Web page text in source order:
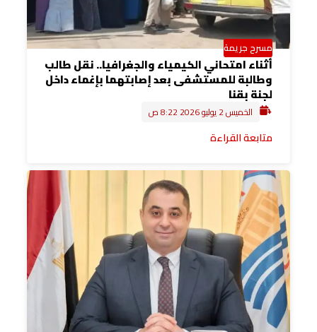
مسرح جريمة
أثناء امتحاني الكيمياء والجغرافيا.. نقل طالب
وطالبة للمستشفى بعد إصابتهما بإغماء داخل
لجنة بقنا
الخميس 2 يوليو 2026 8:22 ص
متابعة القراءة